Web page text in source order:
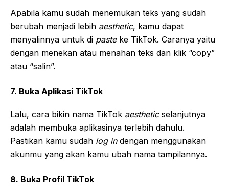
Apabila kamu sudah menemukan teks yang sudah
berubah menjadi lebih aesthetic, kamu dapat
menyalinnya untuk di pasteke TikTok. Caranya yaitu
dengan menekan atau menahan teks dan klik “copy”
atau “salin”.
7. Buka Aplikasi TikTok
Lalu, cara bikin nama TikTok aestheticselanjutnya
adalah membuka aplikasinya terlebih dahulu.
Pastikan kamu sudah log indengan menggunakan
akunmu yang akan kamu ubah nama tampilannya.
8. Buka Profil TikTok